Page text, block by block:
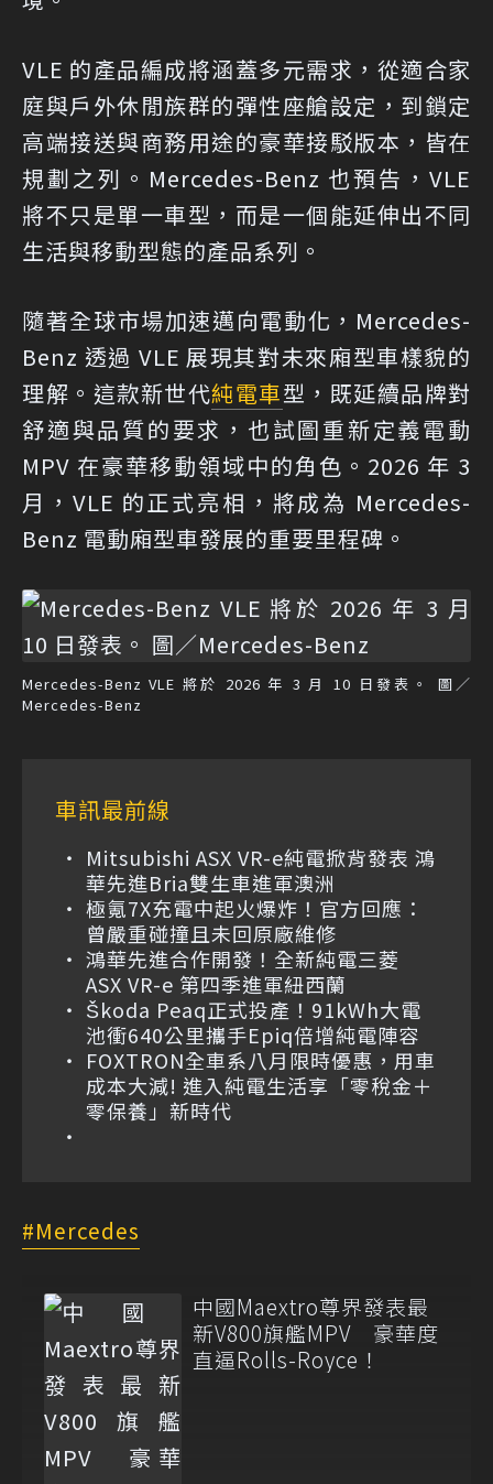
VLE 的產品編成將涵蓋多元需求，從適合家
庭與戶外休閒族群的彈性座艙設定，到鎖定
高端接送與商務用途的豪華接駁版本，皆在
規劃之列。Mercedes-Benz 也預告，VLE
將不只是單一車型，而是一個能延伸出不同
生活與移動型態的產品系列。
隨著全球市場加速邁向電動化，Mercedes-
Benz 透過 VLE 展現其對未來廂型車樣貌的
理解。這款新世代純電車型，既延續品牌對
舒適與品質的要求，也試圖重新定義電動
MPV 在豪華移動領域中的角色。2026 年 3
月，VLE 的正式亮相，將成為 Mercedes-
Benz 電動廂型車發展的重要里程碑。
Mercedes-Benz VLE 將於 2026 年 3 月 10 日發表。 圖／
Mercedes-Benz
車訊最前線
Mitsubishi ASX VR-e純電掀背發表 鴻
華先進Bria雙生車進軍澳洲
極氪7X充電中起火爆炸！官方回應：
曾嚴重碰撞且未回原廠維修
鴻華先進合作開發！全新純電三菱
ASX VR-e 第四季進軍紐西蘭
Škoda Peaq正式投產！91kWh大電
池衝640公里攜手Epiq倍增純電陣容
FOXTRON全車系八月限時優惠，用車
成本大減! 進入純電生活享「零稅金＋
零保養」新時代
Mercedes
中國Maextro尊界發表最
新V800旗艦MPV 豪華度
直逼Rolls-Royce！